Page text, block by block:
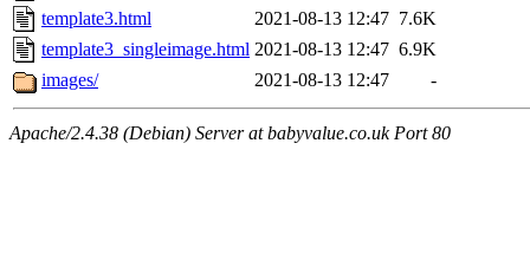
template3.html
2021-08-13 12:47 7.6K
template3_singleimage.html 2021-08-13 12:47 6.9K
images/
2021-08-13 12:47 -
Apache/2.4.38 (Debian) Server at babyvalue.co.uk Port 80